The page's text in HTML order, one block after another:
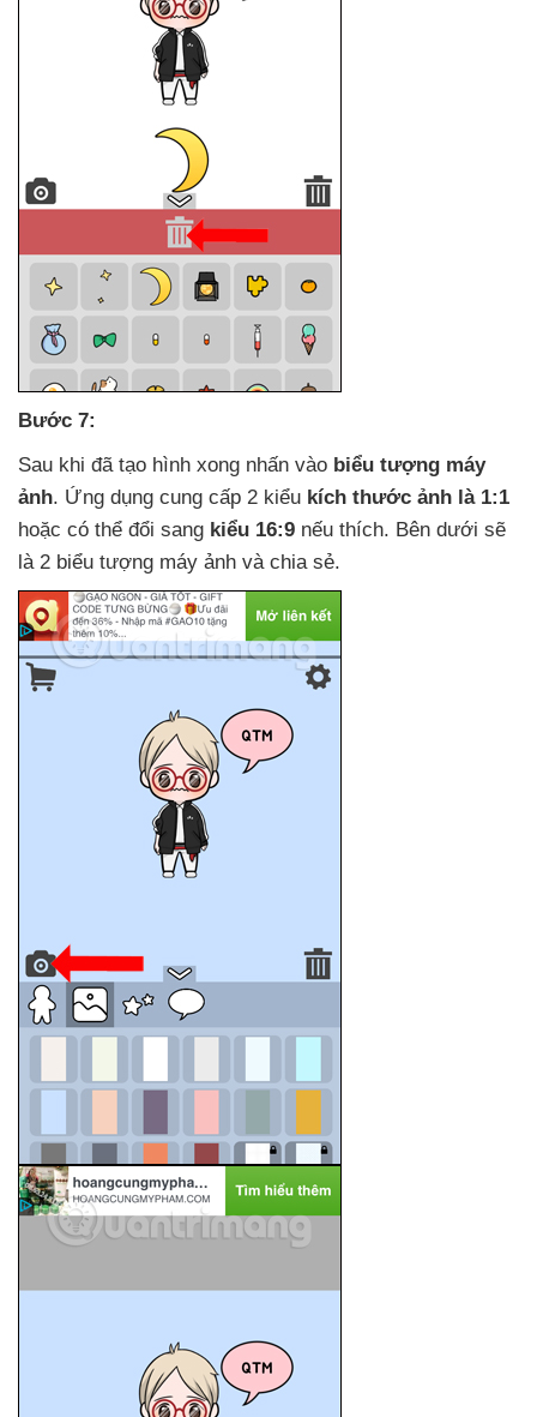
Bước 7:
Sau khi đã tạo hình xong nhấn vào biểu tượng máy
ảnh. Ứng dụng cung cấp 2 kiểu kích thước ảnh là 1:1
hoặc có thể đổi sang kiểu 16:9 nếu thích. Bên dưới sẽ
là 2 biểu tượng máy ảnh và chia sẻ.